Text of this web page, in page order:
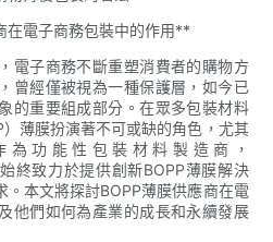
在電子商務包裝中的作用**
電子商務不斷重塑消費者的購物方
曾經僅被視為一種保護層，如今已
的重要組成部分。在眾多包裝材料
薄膜扮演著不可或缺的角色，尤其
功能性包裝材料製造商，
終致力於提供創新BOPP薄膜解決
。本文將探討BOPP薄膜供應商在電
他們如何為產業的成長和永續發展